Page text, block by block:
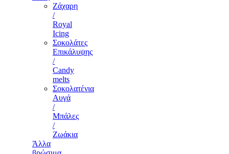
Ζάχαρη
/
Royal
Icing
Σοκολάτες
Επικάλυψης
/
Candy
melts
Σοκολατένια
Αυγά
/
Μπάλες
/
Ζωάκια
Άλλα